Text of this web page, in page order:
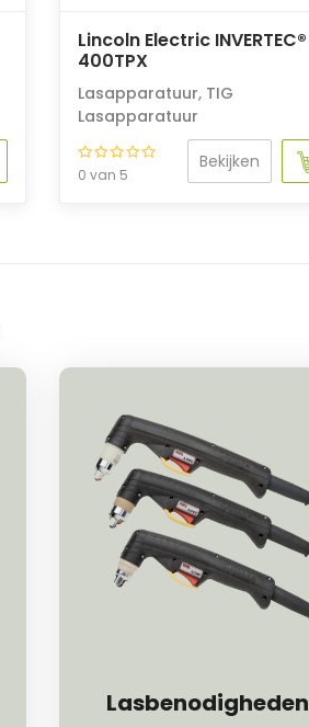
Lincoln Electric INVERTEC®
400TPX
Lasapparatuur, TIG
Lasapparatuur
0 van 5
Bekijken
Lasbenodigheden